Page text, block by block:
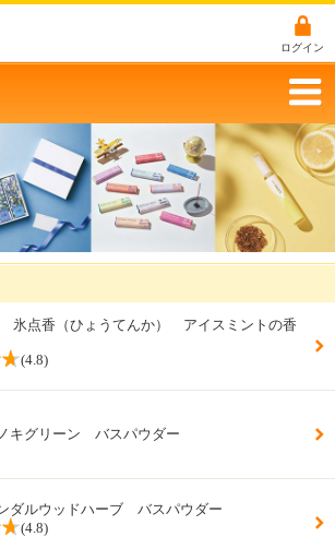
ログイン
氷点香（ひょうてんか） アイスミントの香
(4.8)
キグリーン バスパウダー
ダルウッドハーブ バスパウダー
(4.8)